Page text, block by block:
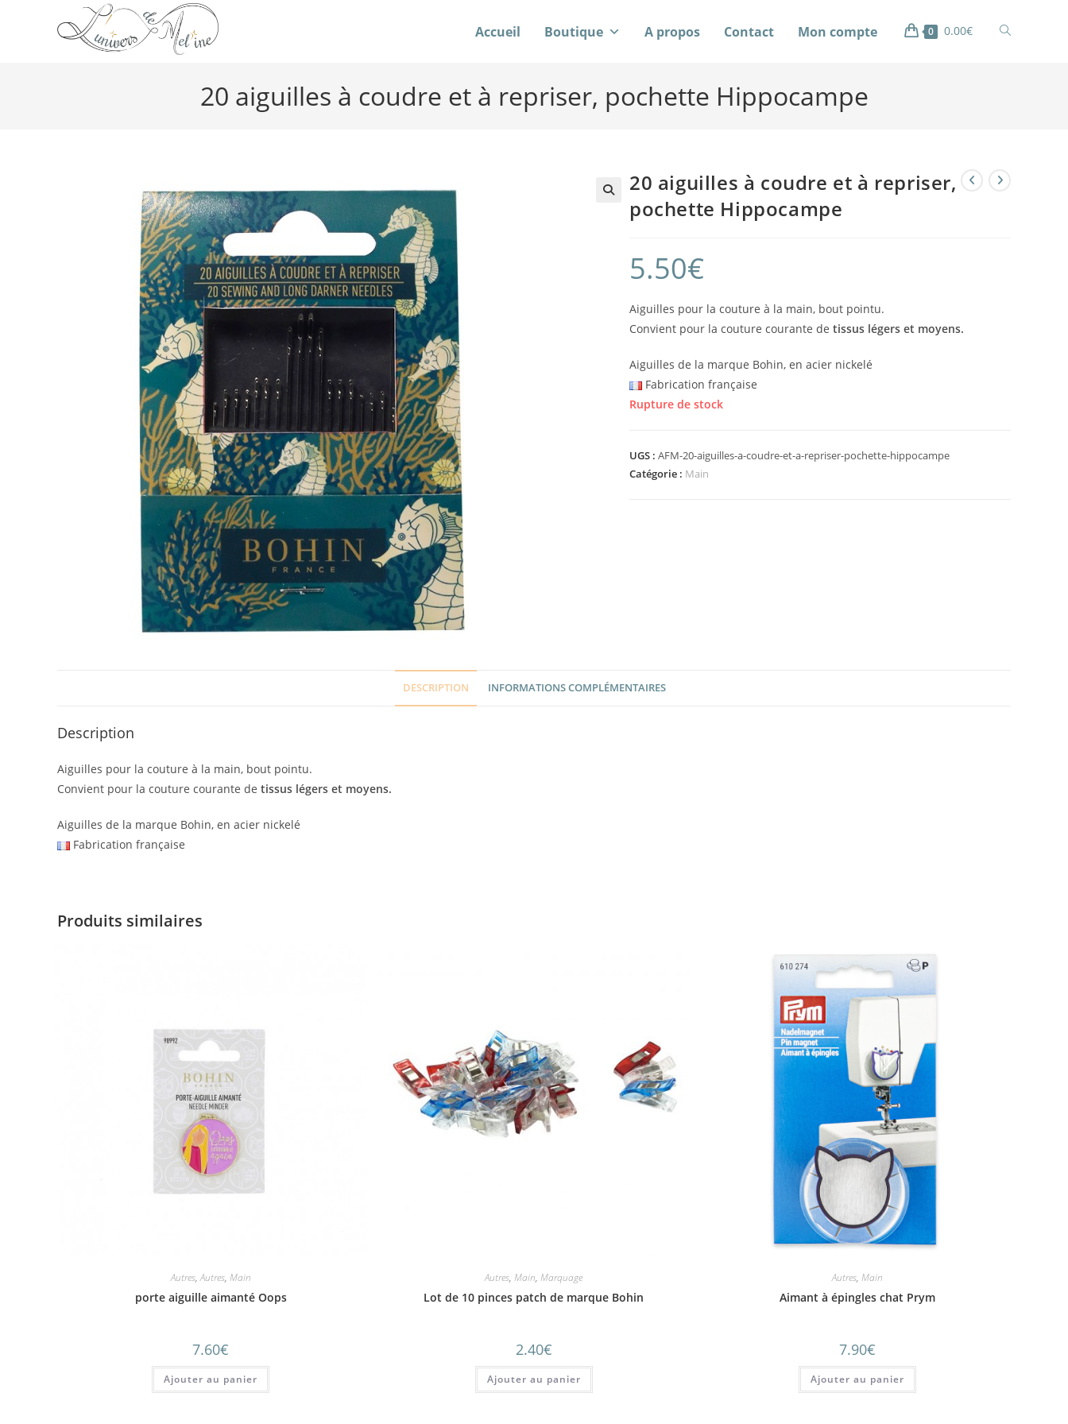
Accueil Boutique A propos Contact Mon compte 0 0.00€
20 aiguilles à coudre et à repriser, pochette Hippocampe
20 aiguilles à coudre et à repriser,
pochette Hippocampe
5.50€
Aiguilles pour la couture à la main, bout pointu.
Convient pour la couture courante de tissus légers et moyens.
Aiguilles de la marque Bohin, en acier nickelé
Fabrication française
Rupture de stock
UGS : AFM-20-aiguilles-a-coudre-et-a-repriser-pochette-hippocampe
Catégorie : Main
DESCRIPTION INFORMATIONS COMPLÉMENTAIRES
Description
Aiguilles pour la couture à la main, bout pointu.
Convient pour la couture courante de tissus légers et moyens.
Aiguilles de la marque Bohin, en acier nickelé
Fabrication française
Produits similaires
Autres,Autres, Main
porte aiguille aimanté Oops
7.60€
Ajouter au panier
Autres,Main,Marquage
Lot de 10 pinces patch de marque Bohin
2.40€
Ajouter au panier
Autres, Main
Aimant à épingles chat Prym
7.90€
Ajouter au panier